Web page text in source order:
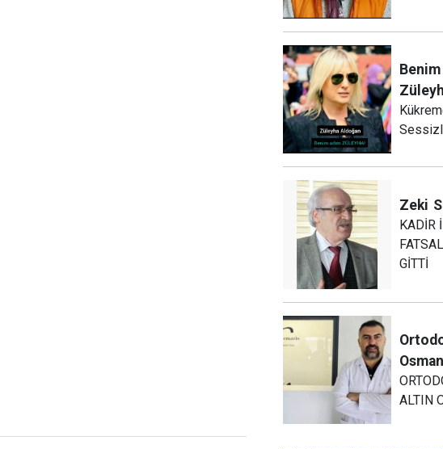
Benim
Zeki
KADİR
GİTTİ
Osman
ALTIN